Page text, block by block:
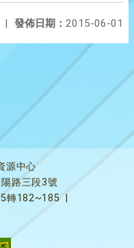
發佈日期： 2015-06-01
|
源中心
路三段3號
轉182~185